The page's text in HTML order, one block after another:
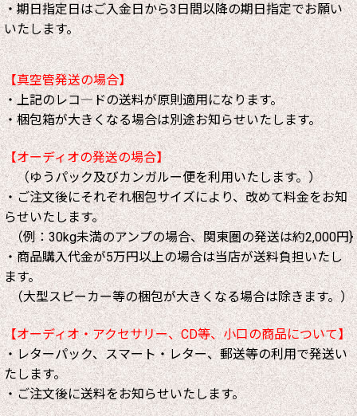
・期日指定日はご入金日から3日間以降の期日指定でお願い
いたします。
【真空管発送の場合】
・上記のレコ―ドの送料が原則適用になります。
・梱包箱が大きくなる場合は別途お知らせいたします。
【オーディオの発送の場合】
（ゆうパック及びカンガルー便を利用いたします。）
・ご注文後にそれぞれ梱包サイズにより、改めて料金をお知
らせいたします。
（例：30kg未満のアンプの場合、関東圏の発送は約2,000円}
・商品購入代金が5万円以上の場合は当店が送料負担いたし
ます。
（大型スピーカー等の梱包が大きくなる場合は除きます。）
【オーディオ・アクセサリー、CD等、小口の商品について】
・レターパック、スマート・レター、郵送等の利用で発送い
たします。
・ご注文後に送料をお知らせいたします。